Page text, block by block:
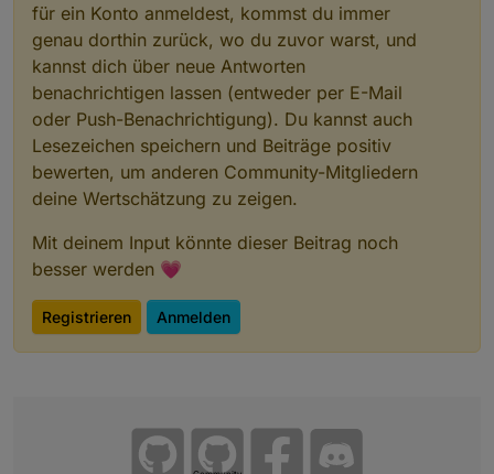
für ein Konto anmeldest, kommst du immer
genau dorthin zurück, wo du zuvor warst, und
kannst dich über neue Antworten
benachrichtigen lassen (entweder per E-Mail
oder Push-Benachrichtigung). Du kannst auch
Lesezeichen speichern und Beiträge positiv
bewerten, um anderen Community-Mitgliedern
deine Wertschätzung zu zeigen.
Mit deinem Input könnte dieser Beitrag noch
besser werden 💗
Registrieren Anmelden